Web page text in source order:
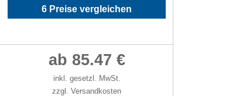
6 Preise vergleichen
ab 85.47 €
inkl. gesetzl. MwSt.
zzgl. Versandkosten